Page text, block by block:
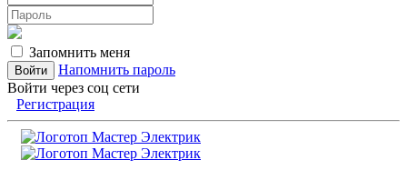
Запомнить меня
Напомнить пароль
Войти через соц сети
Регистрация